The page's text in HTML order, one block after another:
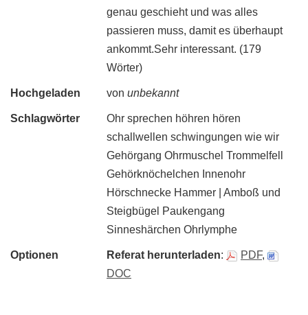
genau geschieht und was alles
passieren muss, damit es überhaupt
ankommt.Sehr interessant. (179
Wörter)
Hochgeladen von unbekannt
Schlagwörter
Ohr sprechen höhren hören
schallwellen schwingungen wie wir
Gehörgang Ohrmuschel Trommelfell
Gehörknöchelchen Innenohr
Hörschnecke Hammer | Amboß und
Steigbügel Paukengang
Sinneshärchen Ohrlymphe
Optionen Referat herunterladen: PDF,
DOC